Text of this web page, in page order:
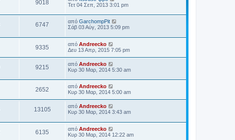
9018
Τετ 04 Σεπ, 2013 3:01 pm
6747 από GarchompPit
Σάβ 03 Αύγ, 2013 5:09 pm
9335 από Andreecko
Δευ 13 Απρ, 2015 7:05 pm
9215 από Andreecko
Κυρ 30 Μαρ, 2014 5:30 am
2652 από Andreecko
Κυρ 30 Μαρ, 2014 5:00 am
13105 από Andreecko
Κυρ 30 Μαρ, 2014 3:43 am
6135 από Andreecko
Κυρ 30 Μαρ, 2014 12:22 am